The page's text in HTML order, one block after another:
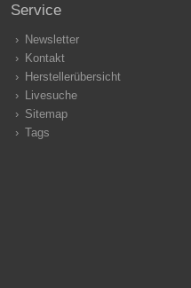
Service
Newsletter
Kontakt
Herstellerübersicht
Livesuche
Sitemap
Tags